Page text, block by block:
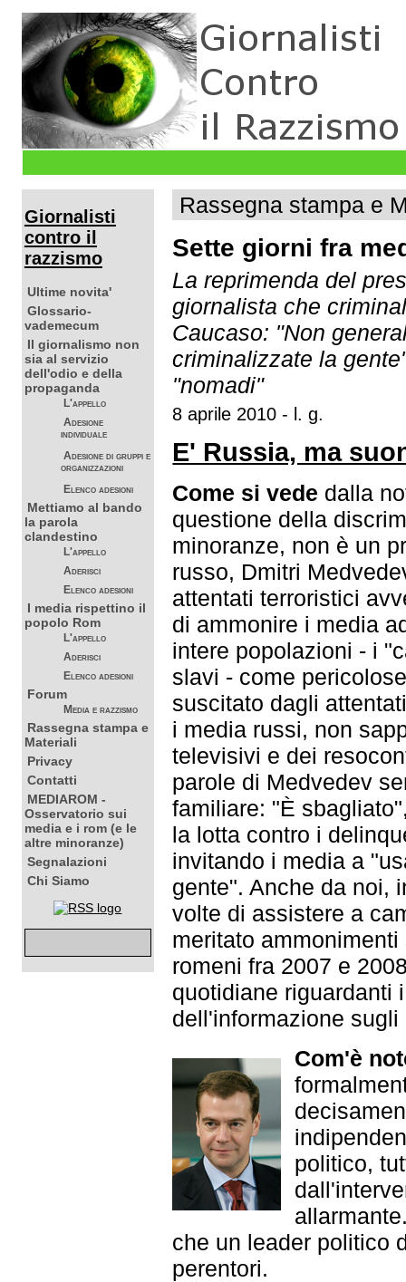
Giornalisti
contro il
razzismo
Ultime novita'
Glossario-
vademecum
Il giornalismo non
sia al servizio
dell'odio e della
propaganda
L'appello
Adesione
individuale
Adesione di gruppi e
organizzazioni
Elenco adesioni
Mettiamo al bando
la parola
clandestino
L'appello
Aderisci
Elenco adesioni
I media rispettino il
popolo Rom
L'appello
Aderisci
Elenco adesioni
Forum
Media e razzismo
Rassegna stampa e
Materiali
Privacy
Contatti
MEDIAROM -
Osservatorio sui
media e i rom (e le
altre minoranze)
Segnalazioni
Chi Siamo
Rassegna stampa e
Sette giorni fra
La reprimenda del
giornalista che
Caucaso: "Non
criminalizzate la
"nomadi"
8 aprile 2010 - l. g.
E' Russia, ma
Come si vede dalla
questione della
minoranze, non è un
russo, Dmitri
attentati terroristici
di ammonire i media
intere popolazioni - i
slavi - come
suscitato dagli
i media russi, non
televisivi e dei
parole di Medvedev
familiare: "È
la lotta contro i
invitando i media a
gente". Anche da noi,
volte di assistere a
meritato
romeni fra 2007 e
quotidiane riguardanti
dell'informazione sugli
Com'è
politico,
che un leader politico
perentori.